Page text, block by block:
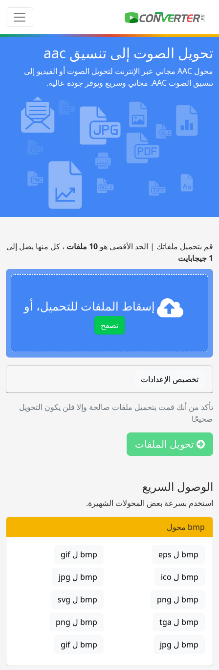
تحويل الصوت إلى تنسيق aac
محول AAC مجاني عبر الإنترنت لتحويل الصوت أو الفيديو إلى
تنسيق الصوت AAC. مجاني وسريع ويوفر جودة عالية.
قم بتحميل ملفاتك | الحد الأقصى هو 10 ملفات
، كل منها يصل إلى
1 جيجابايت
إسقاط الملفات للتحميل، أو
تصفح
تخصيص الإعدادات
تأكد من أنك قمت بتحميل ملفات صالحة وإلا فلن يكون التحويل
صحيحًا
تحويل الملفات
الوصول السريع
استخدم بسرعة بعض المحولات الشهيرة.
bmp محول
bmp ل eps bmp ل gif
bmp ل ico bmp ل jpg
bmp ل png bmp ل svg
bmp ل tga bmp ل png
bmp ل jpg bmp ل gif